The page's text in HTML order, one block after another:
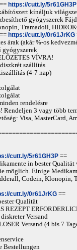
https://cutt.ly/5r61GH3P
kínáljuk
gyógyszerek
Tramadoil,
https://cutt.ly/0r61JrKG
árak (akár %-os
gyógyszerek
VÍVRA!
szállítás
(4-7 nap)
rendelésre
Rendeljen 3 vagy több
Visa, MasterCard,
cutt.ly/5r61GH3P ==
in bester
möglich. Einige
Codein, Klonopin,
cutt.ly/0r61JrKG ==
Qualität
REZEPT
Versand
Versand (4 bis 7
Bestellungen